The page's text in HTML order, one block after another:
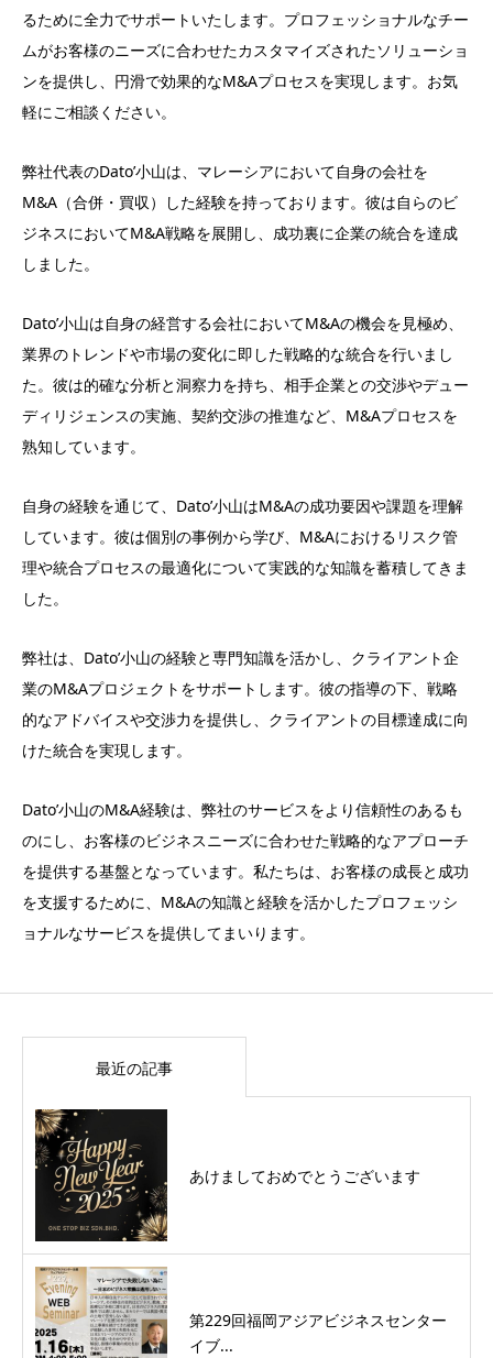
るために全力でサポートいたします。プロフェッショナルなチー
ムがお客様のニーズに合わせたカスタマイズされたソリューショ
ンを提供し、円滑で効果的なM&Aプロセスを実現します。お気
軽にご相談ください。
弊社代表のDato’小山は、マレーシアにおいて自身の会社を
M&A（合併・買収）した経験を持っております。彼は自らのビ
ジネスにおいてM&A戦略を展開し、成功裏に企業の統合を達成
しました。
Dato’小山は自身の経営する会社においてM&Aの機会を見極め、
業界のトレンドや市場の変化に即した戦略的な統合を行いまし
た。彼は的確な分析と洞察力を持ち、相手企業との交渉やデュー
ディリジェンスの実施、契約交渉の推進など、M&Aプロセスを
熟知しています。
自身の経験を通じて、Dato’小山はM&Aの成功要因や課題を理解
しています。彼は個別の事例から学び、M&Aにおけるリスク管
理や統合プロセスの最適化について実践的な知識を蓄積してきま
した。
弊社は、Dato’小山の経験と専門知識を活かし、クライアント企
業のM&Aプロジェクトをサポートします。彼の指導の下、戦略
的なアドバイスや交渉力を提供し、クライアントの目標達成に向
けた統合を実現します。
Dato’小山のM&A経験は、弊社のサービスをより信頼性のあるも
のにし、お客様のビジネスニーズに合わせた戦略的なアプローチ
を提供する基盤となっています。私たちは、お客様の成長と成功
を支援するために、M&Aの知識と経験を活かしたプロフェッシ
ョナルなサービスを提供してまいります。
最近の記事
あけましておめでとうございます
第229回福岡アジアビジネスセンター
イブ...